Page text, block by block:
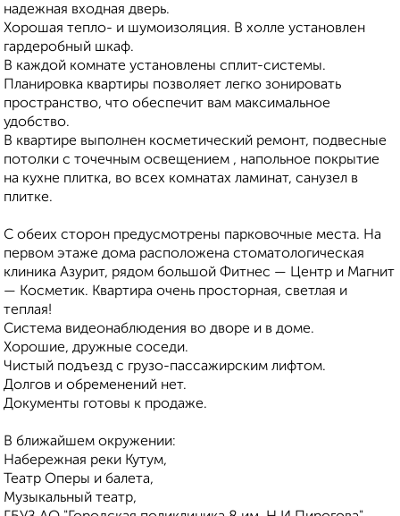
надежная входная дверь.
Хорошая тепло- и шумоизоляция. В холле установлен
гардеробный шкаф.
В каждой комнате установлены сплит-системы.
Планировка квартиры позволяет легко зонировать
пространство, что обеспечит вам максимальное
удобство.
В квартире выполнен косметический ремонт, подвесные
потолки с точечным освещением , напольное покрытие
на кухне плитка, во всех комнатах ламинат, санузел в
плитке.
С обеих сторон предусмотрены парковочные места. На
первом этаже дома расположена стоматологическая
клиника Азурит, рядом большой Фитнес — Центр и Магнит
— Косметик. Квартира очень просторная, светлая и
теплая!
Система видеонаблюдения во дворе и в доме.
Хорошие, дружные соседи.
Чистый подъезд с грузо-пассажирским лифтом.
Долгов и обременений нет.
Документы готовы к продаже.
В ближайшем окружении:
Набережная реки Кутум,
Театр Оперы и балета,
Музыкальный театр,